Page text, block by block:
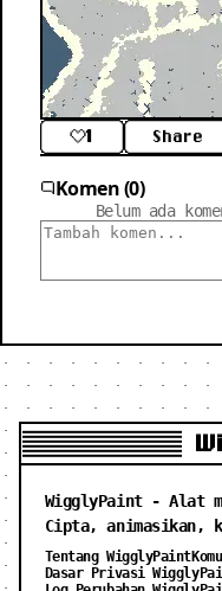
1 Share
Komen (0)
Belum ada
WigglyPaint - Alat
Cipta, animasikan,
Tentang WigglyPaint
Dasar Privasi